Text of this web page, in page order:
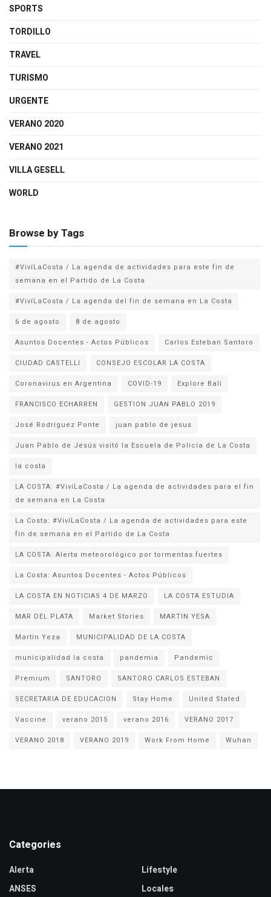
SPORTS
TORDILLO
TRAVEL
TURISMO
URGENTE
VERANO 2020
VERANO 2021
VILLA GESELL
WORLD
Browse by Tags
#VivíLaCosta / La agenda de actividades para este fin de
semana en el Partido de La Costa
#VivíLaCosta / La agenda del fin de semana en La Costa
6 de agosto
8 de agosto
Asuntos Docentes - Actos Públicos
Carlos Esteban Santoro
CIUDAD CASTELLI
CONSEJO ESCOLAR LA COSTA
Coronavirus en Argentina
COVID-19
Explore Bali
FRANCISCO ECHARREN
GESTION JUAN PABLO 2019
José Rodríguez Ponte
juan pablo de jesus
la costa
LA COSTA: #VivíLaCosta / La agenda de actividades para el fin
de semana en La Costa
La Costa: #VivíLaCosta / La agenda de actividades para este
fin de semana en el Partido de La Costa
LA COSTA: Alerta meteorológico por tormentas fuertes
La Costa: Asuntos Docentes - Actos Públicos
LA COSTA EN NOTICIAS 4 DE MARZO
LA COSTA ESTUDIA
MAR DEL PLATA
Market Stories
MARTIN YESA
Martín Yeza
MUNICIPALIDAD DE LA COSTA
municipalidad la costa
pandemia
Pandemic
Premium
SANTORO
SANTORO CARLOS ESTEBAN
SECRETARIA DE EDUCACION
Stay Home
United Stated
Vaccine
verano 2015 verano 2016
VERANO 2017
VERANO 2018
VERANO 2019 Work From Home Wuhan
Categories
Alerta
ANSES
Lifestyle
Locales